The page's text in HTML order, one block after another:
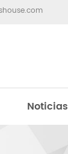
Noticias